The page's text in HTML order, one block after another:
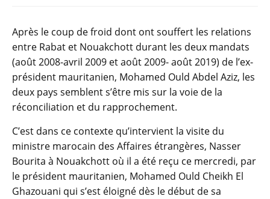
Après le coup de froid dont ont souffert les relations
entre Rabat et Nouakchott durant les deux mandats
(août 2008-avril 2009 et août 2009- août 2019) de l’ex-
président mauritanien, Mohamed Ould Abdel Aziz, les
deux pays semblent s’être mis sur la voie de la
réconciliation et du rapprochement.
C’est dans ce contexte qu’intervient la visite du
ministre marocain des Affaires étrangères, Nasser
Bourita à Nouakchott où il a été reçu ce mercredi, par
le président mauritanien, Mohamed Ould Cheikh El
Ghazouani qui s’est éloigné dès le début de sa